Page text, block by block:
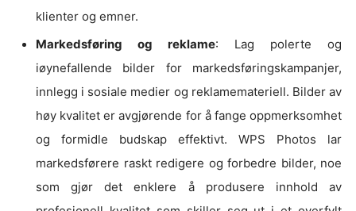
klienter og emner.
Markedsføring og reklame: Lag polerte og
iøynefallende bilder for markedsføringskampanjer,
innlegg i sosiale medier og reklamemateriell. Bilder av
høy kvalitet er avgjørende for å fange oppmerksomhet
og formidle budskap effektivt. WPS Photos lar
markedsførere raskt redigere og forbedre bilder, noe
som gjør det enklere å produsere innhold av